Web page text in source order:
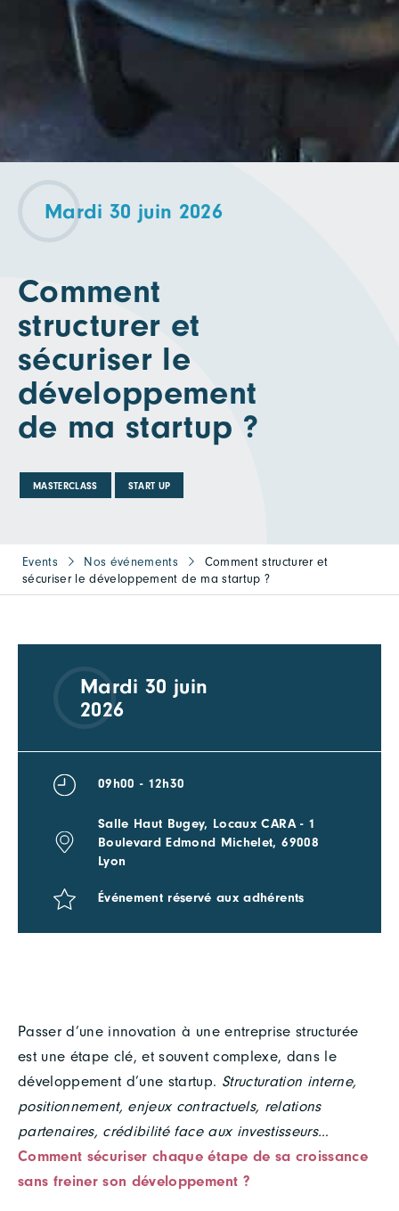
Mardi 30 juin 2026
Comment
structurer et
sécuriser le
développement
de ma startup ?
MASTERCLASS START UP
Events Nos événements
Comment structurer et
sécuriser le développement de ma startup ?
Passer d’une innovation à une entreprise structurée
est une étape clé, et souvent complexe, dans le
développement d’une startup. Structuration interne,
positionnement, enjeux contractuels, relations
partenaires, crédibilité face aux investisseurs…
Comment sécuriser chaque étape de sa croissance
sans freiner son développement ?
Mardi 30 juin
2026
09h00 - 12h30
Salle Haut Bugey, Locaux CARA - 1
Boulevard Edmond Michelet, 69008
Lyon
Événement réservé aux adhérents